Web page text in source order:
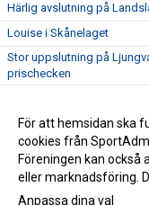
Härlig avslutning på
Louise i Skånelaget
Stor uppslutning på
prischecken
Makalös slutspurt gav
Stöd Furulunds IK via
För att hemsidan ska
cookies från
Föreningen kan också
eller marknadsföring.
Anpassa dina val